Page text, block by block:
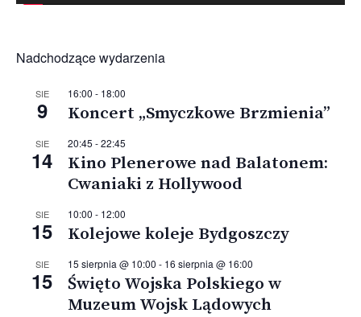
Nadchodzące wydarzenia
SIE
9
16:00 - 18:00
Koncert „Smyczkowe Brzmienia”
SIE
14
20:45 -22:45
Kino Plenerowe nad Balatonem:
Cwaniaki z Hollywood
SIE
15
10:00 - 12:00
Kolejowe koleje Bydgoszczy
SIE
15
15 sierpnia @ 10:00 - 16 sierpnia @ 16:00
Święto Wojska Polskiego w
Muzeum Wojsk Lądowych